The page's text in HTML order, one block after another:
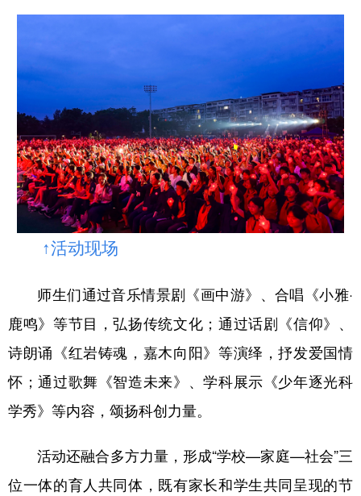
↑活动现场
师生们通过音乐情景剧《画中游》、合唱《小雅·
鹿鸣》等节目，弘扬传统文化；通过话剧《信仰》、
诗朗诵《红岩铸魂，嘉木向阳》等演绎，抒发爱国情
怀；通过歌舞《智造未来》、学科展示《少年逐光科
学秀》等内容，颂扬科创力量。
活动还融合多方力量，形成“学校—家庭—社会”三
位一体的育人共同体，既有家长和学生共同呈现的节